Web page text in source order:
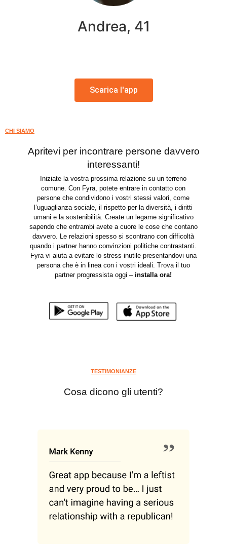
Andrea, 41
Scarica l'app
CHI SIAMO
Apritevi per incontrare persone davvero
interessanti!
Iniziate la vostra prossima relazione su un terreno
comune. Con Fyra, potete entrare in contatto con
persone che condividono i vostri stessi valori, come
l’uguaglianza sociale, il rispetto per la diversità, i diritti
umani e la sostenibilità. Create un legame significativo
sapendo che entrambi avete a cuore le cose che contano
davvero. Le relazioni spesso si scontrano con difficoltà
quando i partner hanno convinzioni politiche contrastanti.
Fyra vi aiuta a evitare lo stress inutile presentandovi una
persona che è in linea con i vostri ideali. Trova il tuo
partner progressista oggi –installa ora!
TESTIMONIANZE
Cosa dicono gli utenti?